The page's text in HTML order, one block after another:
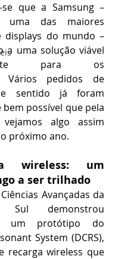
se que a Samsung –
das maiores
displays do mundo –
a uma solução viável
para os
Vários pedidos de
sentido já foram
possível que pela
algo assim
próximo ano.
wireless: um
a ser trilhado
Avançadas da
demonstrou
um protótipo do
System (DCRS),
recarga wireless que